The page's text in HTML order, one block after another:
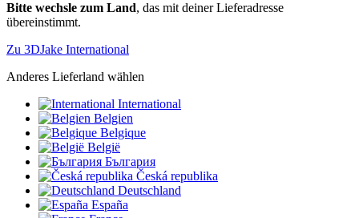
Bitte wechsle zum Land, das mit deiner Lieferadresse
übereinstimmt.
Zu 3DJake International
Anderes Lieferland wählen
International
Belgien
Belgique
België
България
Česká republika
Deutschland
España